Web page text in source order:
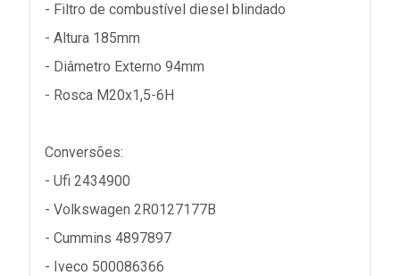
- Filtro de combustível diesel blindado
- Altura 185mm
- Diâmetro Externo 94mm
- Rosca M20x1,5-6H
Conversões:
- Ufi 2434900
- Volkswagen 2R0127177B
- Cummins 4897897
- Iveco 500086366